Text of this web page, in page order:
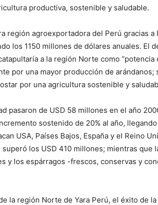
productiva, sostenible y saludable.
región agroexportadora del Perú gracias a
los 1150 millones de dólares anuales. El
a la región Norte como “potencia
por una mayor producción de arándanos;
por una agricultura sostenible y
pasaron de USD 58 millones en el año
sostenido de 20% al año,
USA, Países Bajos, España y el Reino
los USD 410 millones; mientras que
y los espárragos -frescos, conservas y
la región Norte de Yara Perú, el éxito de